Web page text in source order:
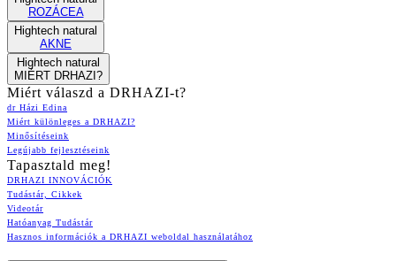
ROZÁCEA
Hightech natural
AKNE
Hightech natural
MIÉRT DRHAZI?
Miért válaszd a DRHAZI-t?
dr Házi Edina
Miért különleges a DRHAZI?
Minősítéseink
Legújabb fejlesztéseink
Tapasztald meg!
DRHAZI INNOVÁCIÓK
Tudástár, Cikkek
Videotár
Hatóanyag Tudástár
Hasznos információk a DRHAZI weboldal használatához